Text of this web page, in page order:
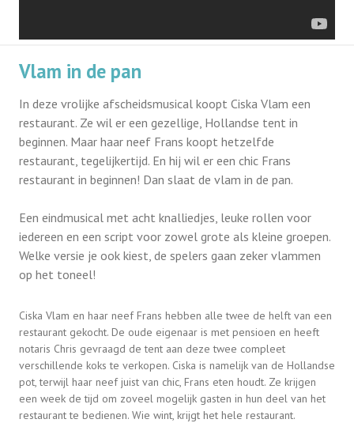
Vlam in de pan
In deze vrolijke afscheidsmusical koopt Ciska Vlam een
restaurant. Ze wil er een gezellige, Hollandse tent in
beginnen. Maar haar neef Frans koopt hetzelfde
restaurant, tegelijkertijd. En hij wil er een chic Frans
restaurant in beginnen! Dan slaat de vlam in de pan.
Een eindmusical met acht knalliedjes, leuke rollen voor
iedereen en een script voor zowel grote als kleine groepen.
Welke versie je ook kiest, de spelers gaan zeker vlammen
op het toneel!
Ciska Vlam en haar neef Frans hebben alle twee de helft van een
restaurant gekocht. De oude eigenaar is met pensioen en heeft
notaris Chris gevraagd de tent aan deze twee compleet
verschillende koks te verkopen. Ciska is namelijk van de Hollandse
pot, terwijl haar neef juist van chic, Frans eten houdt. Ze krijgen
een week de tijd om zoveel mogelijk gasten in hun deel van het
restaurant te bedienen. Wie wint, krijgt het hele restaurant.